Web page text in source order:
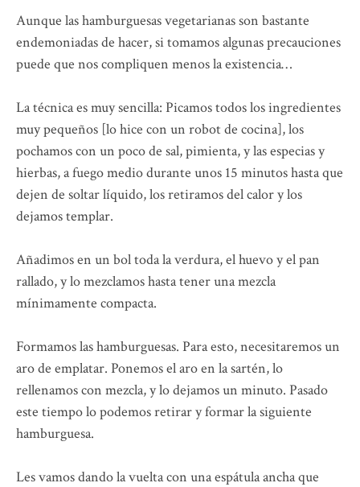
Aunque las hamburguesas vegetarianas son bastante
endemoniadas de hacer, si tomamos algunas precauciones
puede que nos compliquen menos la existencia…
La técnica es muy sencilla: Picamos todos los ingredientes
muy pequeños [lo hice con un robot de cocina], los
pochamos con un poco de sal, pimienta, y las especias y
hierbas, a fuego medio durante unos 15 minutos hasta que
dejen de soltar líquido, los retiramos del calor y los
dejamos templar.
Añadimos en un bol toda la verdura, el huevo y el pan
rallado, y lo mezclamos hasta tener una mezcla
mínimamente compacta.
Formamos las hamburguesas. Para esto, necesitaremos un
aro de emplatar. Ponemos el aro en la sartén, lo
rellenamos con mezcla, y lo dejamos un minuto. Pasado
este tiempo lo podemos retirar y formar la siguiente
hamburguesa.
Les vamos dando la vuelta con una espátula ancha que